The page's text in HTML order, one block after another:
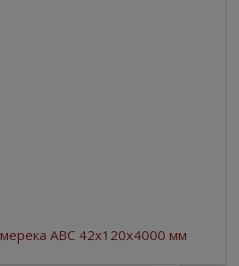
ABC 42x120x4000 мм